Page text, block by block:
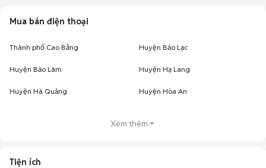
Mua bán điện thoại
Thành phố Cao Bằng Huyện Bảo Lạc
Huyện Bảo Lâm Huyện Hạ Lang
Huyện Hà Quảng Huyện Hòa An
Xem thêm
Tiện ích